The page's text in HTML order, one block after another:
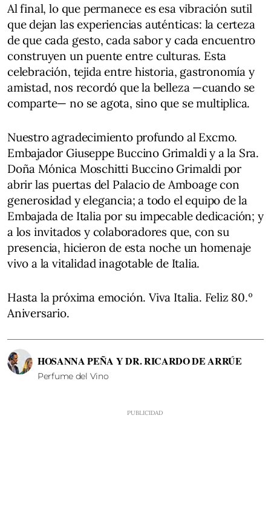
Al final, lo que permanece es esa vibración sutil
que dejan las experiencias auténticas: la certeza
de que cada gesto, cada sabor y cada encuentro
construyen un puente entre culturas. Esta
celebración, tejida entre historia, gastronomía y
amistad, nos recordó que la belleza —cuando se
comparte— no se agota, sino que se multiplica.
Nuestro agradecimiento profundo al Excmo.
Embajador Giuseppe Buccino Grimaldi y a la Sra.
Doña Mónica Moschitti Buccino Grimaldi por
abrir las puertas del Palacio de Amboage con
generosidad y elegancia; a todo el equipo de la
Embajada de Italia por su impecable dedicación; y
a los invitados y colaboradores que, con su
presencia, hicieron de esta noche un homenaje
vivo a la vitalidad inagotable de Italia.
Hasta la próxima emoción. Viva Italia. Feliz 80.º
Aniversario.
HOSANNA PEÑA Y DR. RICARDO DE ARRÚE
Perfume del Vino